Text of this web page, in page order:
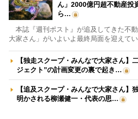
ん」2000億円超不動産投
ら…
本誌『週刊ポスト』が追及してきた不
大家さん」がいよいよ最終局面を迎えて
【独走スクープ・みんなで大家さん】
ジェクト”の計画変更の裏で起き…
【追及スクープ・みんなで大家さん】
明かされる柳瀬健一・代表の思…